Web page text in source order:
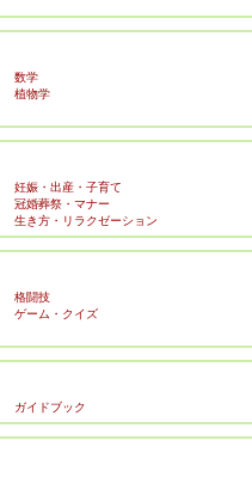
数学
植物学
妊娠・出産・子育て
冠婚葬祭・マナー
生き方・リラクゼーション
格闘技
ゲーム・クイズ
ガイドブック